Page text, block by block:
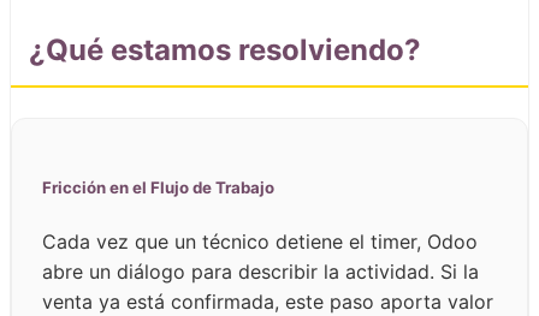
¿Qué estamos resolviendo?
Fricción en el Flujo de Trabajo
Cada vez que un técnico detiene el timer, Odoo
abre un diálogo para describir la actividad. Si la
venta ya está confirmada, este paso aporta valor